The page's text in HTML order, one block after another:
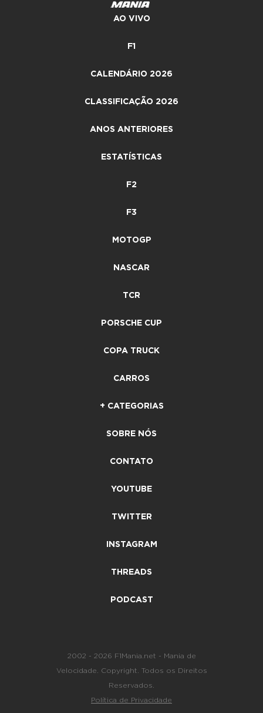
AO VIVO
F1
CALENDÁRIO 2026
CLASSIFICAÇÃO 2026
ANOS ANTERIORES
ESTATÍSTICAS
F2
F3
MOTOGP
NASCAR
TCR
PORSCHE CUP
COPA TRUCK
CARROS
+ CATEGORIAS
SOBRE NÓS
CONTATO
YOUTUBE
TWITTER
INSTAGRAM
THREADS
PODCAST
2002 - 2026 F1Mania.net - Mania de
Velocidade. Copyright. Todos os Direitos
Reservados.
Política de Privacidade